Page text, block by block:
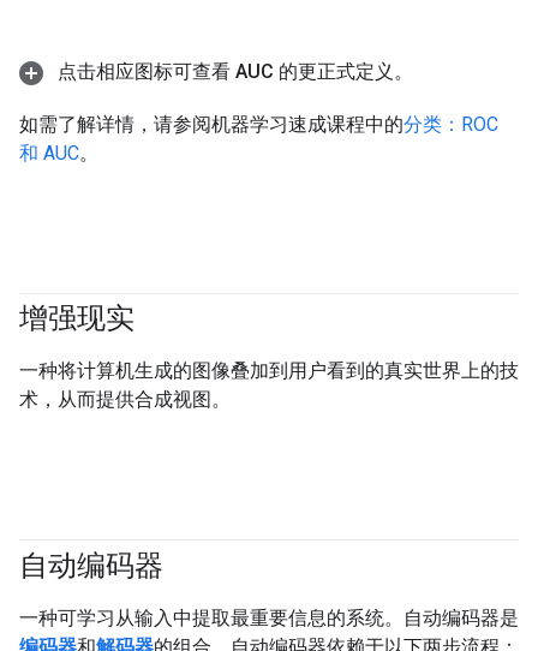
点击相应图标可查看 AUC 的更正式定义。
如需了解详情，请参阅机器学习速成课程中的分类：ROC
和 AUC。
增强现实
一种将计算机生成的图像叠加到用户看到的真实世界上的技
术，从而提供合成视图。
自动编码器
一种可学习从输入中提取最重要信息的系统。自动编码器是
编码器和解码器的组合。自动编码器依赖于以下两步流程：